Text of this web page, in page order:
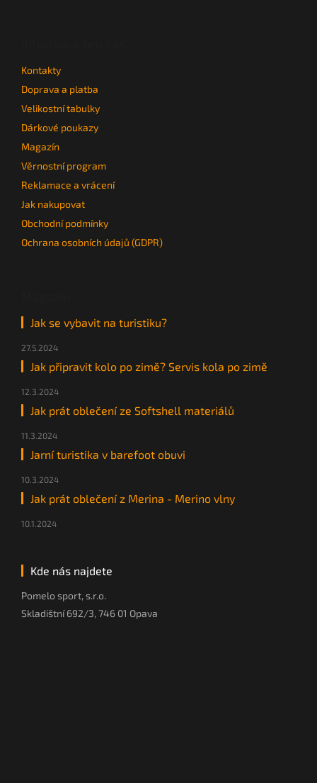
Kontakty
Doprava a platba
Velikostní tabulky
Dárkové poukazy
Magazín
Věrnostní program
Reklamace a vrácení
Jak nakupovat
Obchodní podmínky
Ochrana osobních údajů (GDPR)
Jak se vybavit na turistiku?
27.5.2024
Jak připravit kolo po zimě? Servis kola po zimě
12.3.2024
Jak prát oblečení ze Softshell materiálů
11.3.2024
Jarní turistika v barefoot obuvi
10.3.2024
Jak prát oblečení z Merina - Merino vlny
10.1.2024
Kde nás najdete
Pomelo sport, s.r.o.
Skladištní 692/3, 746 01 Opava